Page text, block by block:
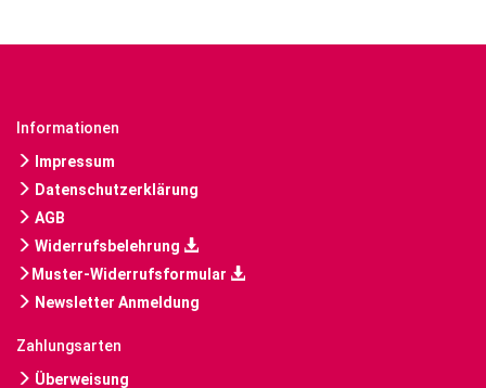
Informationen
Impressum
Datenschutzerklärung
AGB
Widerrufsbelehrung
Muster-Widerrufsformular
Newsletter Anmeldung
Zahlungsarten
Überweisung